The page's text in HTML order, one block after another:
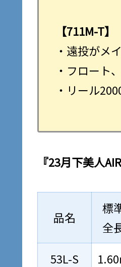
【711M-T】
・遠投がメ
・フロート
・リール
『23月下美人
品名
標
全
53L-S